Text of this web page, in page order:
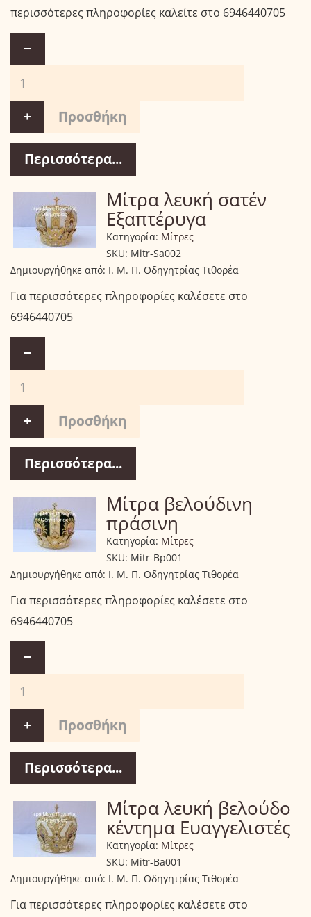
περισσότερες πληροφορίες καλείτε στο 6946440705
−
+
Περισσότερα...
Μίτρα λευκή σατέν
Εξαπτέρυγα
Κατηγορία: Μίτρες
SKU: Mitr-Sa002
Δημιουργήθηκε από: Ι. Μ. Π. Οδηγητρίας Τιθορέα
Για περισσότερες πληροφορίες καλέσετε στο
6946440705
−
+
Περισσότερα...
Μίτρα βελούδινη
πράσινη
Κατηγορία: Μίτρες
SKU: Mitr-Bp001
Δημιουργήθηκε από: Ι. Μ. Π. Οδηγητρίας Τιθορέα
Για περισσότερες πληροφορίες καλέσετε στο
6946440705
−
+
Περισσότερα...
Μίτρα λευκή βελούδο
κέντημα Ευαγγελιστές
Κατηγορία: Μίτρες
SKU: Mitr-Ba001
Δημιουργήθηκε από: Ι. Μ. Π. Οδηγητρίας Τιθορέα
Για περισσότερες πληροφορίες καλέσετε στο